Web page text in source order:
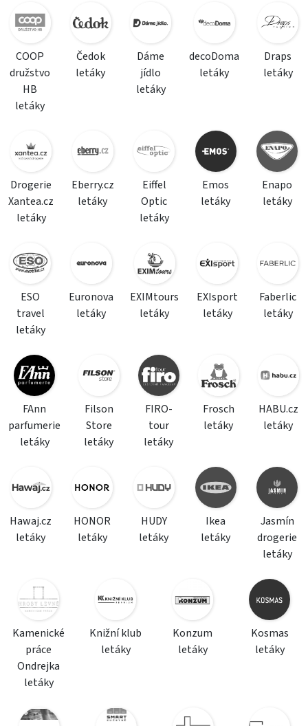
COOP
družstvo
HB
letáky
Čedok
letáky
Dáme
jídlo
letáky
decoDoma
letáky
Draps
letáky
Drogerie
Xantea.cz
letáky
Eberry.cz
letáky
Eiffel
Optic
letáky
Emos
letáky
Enapo
letáky
ESO
travel
letáky
Euronova
letáky
EXIMtours
letáky
EXIsport
letáky
Faberlic
letáky
FAnn
parfumerie
letáky
Filson
Store
letáky
FIRO-
tour
letáky
Frosch
letáky
HABU.cz
letáky
Hawaj.cz
letáky
HONOR
letáky
HUDY
letáky
Ikea
letáky
Jasmín
drogerie
letáky
Kamenické
práce
Ondrejka
letáky
Knižní klub
letáky
Konzum
letáky
Kosmas
letáky